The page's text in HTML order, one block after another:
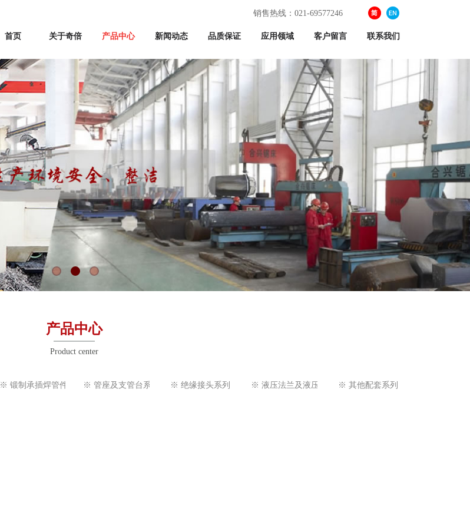
产品中心
Product center
※ 锻制承插焊管件系列 ※ 管座及支管台系列 ※ 绝缘接头系列 ※ 液压法兰及液压管件系列※ 其他配套系列
首页 关于奇倍 产品中心 新闻动态 品质保证 应用领域 客户留言 联系我们
销售热线：021-69577246